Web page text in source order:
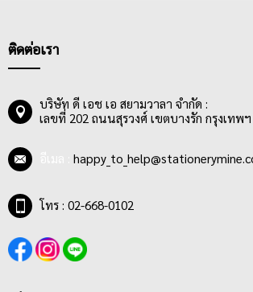
ติดต่อเรา
บริษัท ดี เอช เอ สยามวาลา จำกัด :
เลขที่ 202 ถนนสุรวงศ์ เขตบางรัก กรุงเทพ
โทร : 02-668-0102